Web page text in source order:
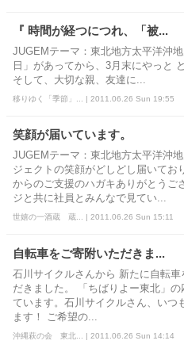
『 時間が経つにつれ、「被...
JUGEMテーマ：東北地方太平洋沖
日」があってから、3月末にやっと
そして、大切な親、友達に...
移りゆく「季節」... | 2011.06.26 Sun 19:55
笑顔が届いています。
JUGEMテーマ：東北地方太平洋沖
ジェクトの笑顔がどしどし届いてお
からのご支援のハガキありがとうご
ジと共に社員とみんなで見てい...
世嬉の一酒蔵 蔵... | 2011.06.26 Sun 15:11
自転車をご寄附いただきま...
石川サイクルさんから 新たに自転車
だきました。 「ちばりよー東北」
ています。石川サイクルさん、いつ
ます！ ご希望の...
沖縄萩の会 東北... | 2011.06.26 Sun 14:14